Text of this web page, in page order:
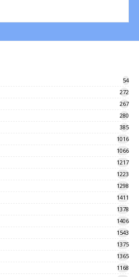
54
272
267
280
385
1016
1066
1217
1223
1298
1411
1378
1406
1543
1375
1365
1168